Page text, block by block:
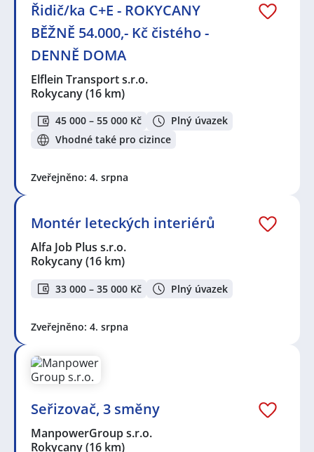
Řidič/ka C+E - ROKYCANY
BĚŽNĚ 54.000,- Kč čistého -
DENNĚ DOMA
Elflein Transport s.r.o.
Rokycany(16 km)
45 000 – 55 000 Kč
Plný úvazek
Vhodné také pro cizince
Zveřejněno: 4. srpna
Montér leteckých interiérů
Alfa Job Plus s.r.o.
Rokycany(16 km)
33 000 – 35 000 Kč Plný úvazek
Zveřejněno: 4. srpna
Seřizovač, 3 směny
ManpowerGroup s.r.o.
Rokycany(16 km)